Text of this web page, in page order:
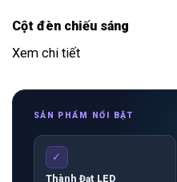
Cột đèn chiếu sáng
Xem chi tiết
SẢN PHẨM NỔI BẬT
✓
Thành Đạt LED